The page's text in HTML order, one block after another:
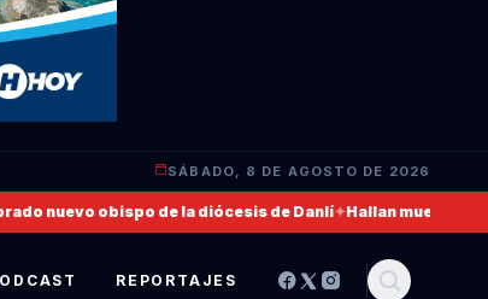
SÁBADO, 8 DE AGOSTO DE 2026
nuevo obispo de la diócesis de Danlí✦Hallan muerto a un
REPORTAJES